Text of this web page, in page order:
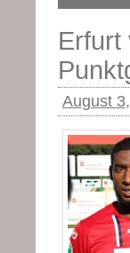
Erfurt
August